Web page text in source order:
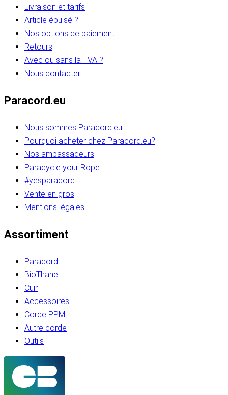
Livraison et tarifs
Article épuisé ?
Nos options de paiement
Retours
Avec ou sans la TVA ?
Nous contacter
Paracord.eu
Nous sommes Paracord.eu
Pourquoi acheter chez Paracord.eu?
Nos ambassadeurs
Paracycle your Rope
#yesparacord
Vente en gros
Mentions légales
Assortiment
Paracord
BioThane
Cuir
Accessoires
Corde PPM
Autre corde
Outils